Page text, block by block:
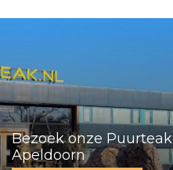
Bezoek onze Puurteak
Apeldoorn